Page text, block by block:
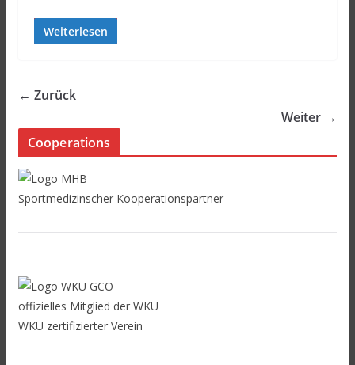
Weiterlesen
← Zurück
Weiter →
Cooperations
Sportmedizinscher Kooperationspartner
offizielles Mitglied der WKU
WKU zertifizierter Verein